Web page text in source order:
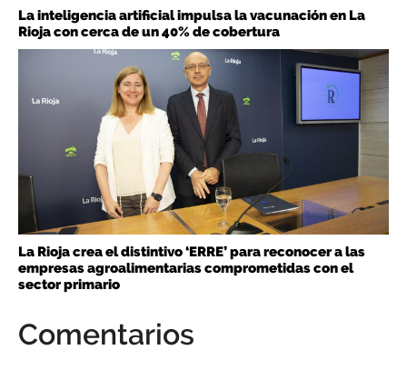
La inteligencia artificial impulsa la vacunación en La
Rioja con cerca de un 40% de cobertura
La Rioja crea el distintivo ‘ERRE’ para reconocer a las
empresas agroalimentarias comprometidas con el
sector primario
Comentarios